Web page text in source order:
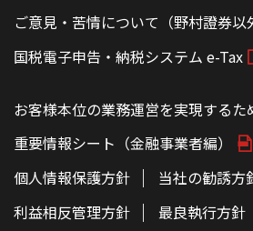
ご意見・苦情について（野村證券以
国税電子申告・納税システム e-Tax
お客様本位の業務運営を実現するた
重要情報シート（金融事業者編）
個人情報保護方針
当社の勧誘方
利益相反管理方針
最良執行方針